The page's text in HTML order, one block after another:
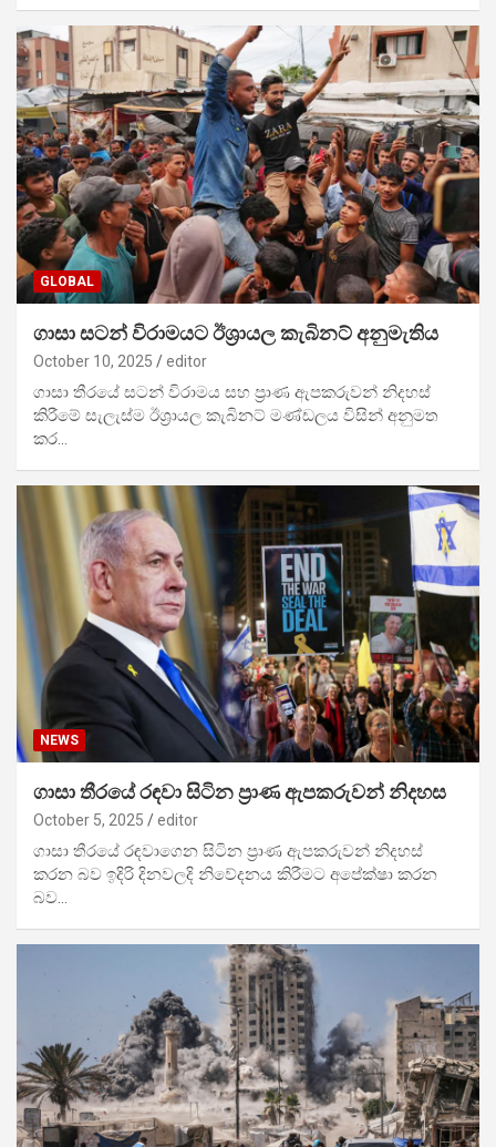
GLOBAL
ගාසා සටන් විරාමයට ඊශ්‍රායල කැබිනට් අනුමැතිය
October 10, 2025 editor
ගාසා තීරයේ සටන් විරාමය සහ ප්‍රාණ ඇපකරුවන් නිදහස්
කිරීමේ සැලැස්ම ඊශ්‍රායල කැබිනට් මණ්ඩලය විසින් අනුමත
කර…
NEWS
ගාසා තීරයේ රඳවා සිටින ප්‍රාණ ඇපකරුවන් නිදහස
October 5, 2025 editor
ගාසා තීරයේ රඳවාගෙන සිටින ප්‍රාණ ඇපකරුවන් නිදහස්
කරන බව ඉදිරි දිනවලදි නිවේදනය කිරීමට අපේක්ෂා කරන
බව…